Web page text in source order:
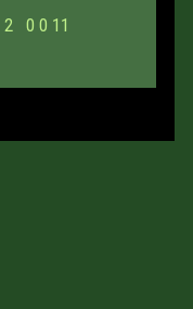
2 0 0 11